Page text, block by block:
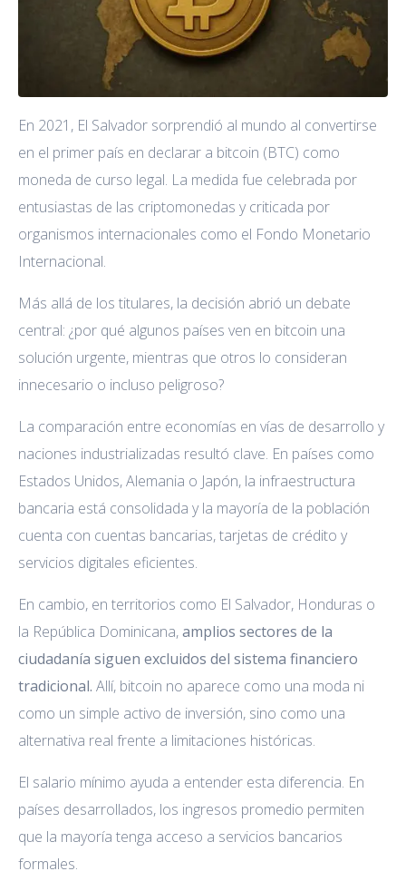
En 2021, El Salvador sorprendió al mundo al convertirse
en el primer país en declarar a bitcoin (BTC) como
moneda de curso legal. La medida fue celebrada por
entusiastas de las criptomonedas y criticada por
organismos internacionales como el Fondo Monetario
Internacional.
Más allá de los titulares, la decisión abrió un debate
central: ¿por qué algunos países ven en bitcoin una
solución urgente, mientras que otros lo consideran
innecesario o incluso peligroso?
La comparación entre economías en vías de desarrollo y
naciones industrializadas resultó clave. En países como
Estados Unidos, Alemania o Japón, la infraestructura
bancaria está consolidada y la mayoría de la población
cuenta con cuentas bancarias, tarjetas de crédito y
servicios digitales eficientes.
En cambio, en territorios como El Salvador, Honduras o
la República Dominicana,amplios sectores de la
ciudadanía siguen excluidos del sistema financiero
tradicional. Allí, bitcoin no aparece como una moda ni
como un simple activo de inversión, sino como una
alternativa real frente a limitaciones históricas.
El salario mínimo ayuda a entender esta diferencia. En
países desarrollados, los ingresos promedio permiten
que la mayoría tenga acceso a servicios bancarios
formales.